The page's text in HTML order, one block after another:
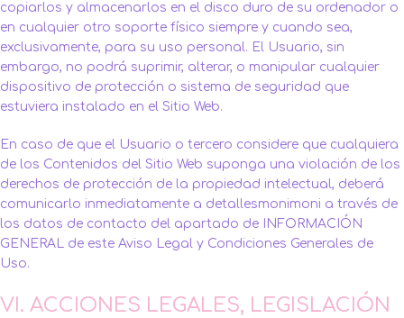
copiarlos y almacenarlos en el disco duro de su ordenador o
en cualquier otro soporte físico siempre y cuando sea,
exclusivamente, para su uso personal. El Usuario, sin
embargo, no podrá suprimir, alterar, o manipular cualquier
dispositivo de protección o sistema de seguridad que
estuviera instalado en el Sitio Web.
En caso de que el Usuario o tercero considere que cualquiera
de los Contenidos del Sitio Web suponga una violación de los
derechos de protección de la propiedad intelectual, deberá
comunicarlo inmediatamente a detallesmonimoni a través de
los datos de contacto del apartado de INFORMACIÓN
GENERAL de este Aviso Legal y Condiciones Generales de
Uso.
VI. ACCIONES LEGALES, LEGISLACIÓN